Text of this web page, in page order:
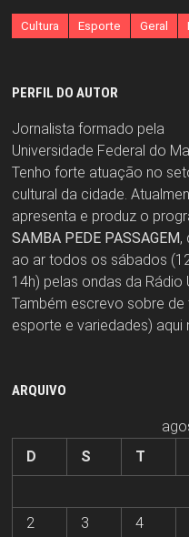
Cultura Esporte Geral
PERFIL DO AUTOR
Jornalista formado pela
Universidade Federal do
Tenho forte atuação no
cultural da cidade.
apresenta e produz o
SAMBA PEDE PASSAGEM,
ao ar todos os sábados
14h) pelas ondas da Rádio
Também escrevo sobre
esporte e variedades) aqui
ARQUIVO
D
S T
2
3 4